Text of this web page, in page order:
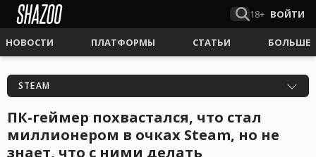
18+ ВОЙТИ
НОВОСТИ ПЛАТФОРМЫ СТАТЬИ БОЛЬШЕ
STEAM
ПК-геймер похвастался, что стал
миллионером в очках Steam, но не
знает, что с ними делать